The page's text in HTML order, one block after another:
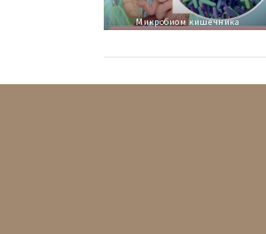
Микробиом кишечника